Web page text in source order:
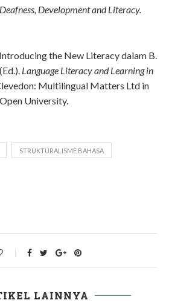
Deafness, Development and Literacy.
the New Literacy dalam B.
Language Literacy and Learning in
Multilingual Matters Ltd in
University.
STRUKTURALISME BAHASA
LAINNYA